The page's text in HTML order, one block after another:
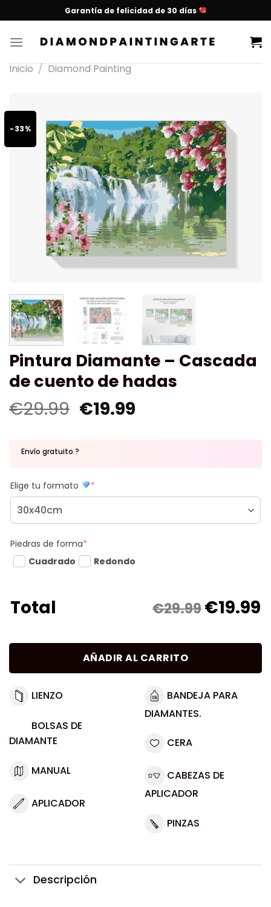
Garantía de felicidad de 30 días
Inicio / Diamond Painting
-33%
Pintura Diamante – Cascada
de cuento de hadas
€29.99 €19.99
Envío gratuito ?
Elige tu formato *
Piedras de forma*
Cuadrado
Redondo
Total €29.99€19.99
AÑADIR AL CARRITO
LIENZO
BOLSAS DE
DIAMANTE
MANUAL
APLICADOR
BANDEJA PARA
DIAMANTES.
CERA
CABEZAS DE
APLICADOR
PINZAS
Descripción